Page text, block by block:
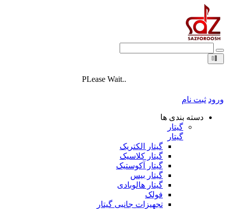
PLease Wait..
ورود ثبت نام
دسته بندی ها
گیتار
گیتار
گیتار الکتریک
گیتار کلاسیک
گیتار آکوستیک
گیتار بیس
گیتار هالوبادی
فولک
تجهیزات جانبی گیتار